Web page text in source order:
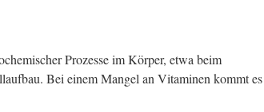
Prozesse im Körper, etwa beim
Bei einem Mangel an Vitaminen kommt es